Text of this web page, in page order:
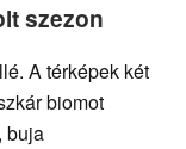
szezon
A térképek két
biomot
buja